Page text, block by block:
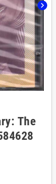
chevron_right
The